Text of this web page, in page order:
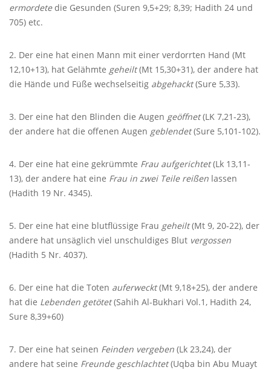
ermordetedie Gesunden (Suren 9,5+29; 8,39; Hadith 24 und
705) etc.
2. Der eine hat einen Mann mit einer verdorrten Hand (Mt
12,10+13), hat Gelähmte geheilt(Mt 15,30+31), der andere hat
die Hände und Füße wechselseitig abgehackt(Sure 5,33).
3. Der eine hat den Blinden die Augen geöffnet(LK 7,21-23),
der andere hat die offenen Augen geblendet(Sure 5,101-102).
4. Der eine hat eine gekrümmte Frau aufgerichtet(Lk 13,11-
13), der andere hat eine Frau in zwei Teile reißen lassen
(Hadith 19 Nr. 4345).
5. Der eine hat eine blutflüssige Frau geheilt(Mt 9, 20-22), der
andere hat unsäglich viel unschuldiges Blut vergossen
(Hadith 5 Nr. 4037).
6. Der eine hat die Toten auferweckt(Mt 9,18+25), der andere
hat die Lebenden getötet(Sahih Al-Bukhari Vol.1, Hadith 24,
Sure 8,39+60)
7. Der eine hat seinen Feinden vergeben (Lk 23,24), der
andere hat seine Freunde geschlachtet(Uqba bin Abu Muayt